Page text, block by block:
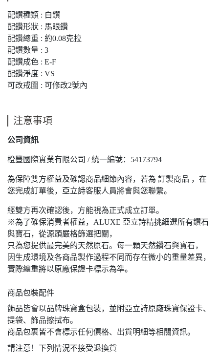
配鑽種類 : 白鑽
配鑽形狀 : 馬眼鑽
配鑽總重 : 約0.08克拉
配鑽數量 : 3
配鑽成色 : E-F
配鑽淨度 : VS
可改戒圍 : 可修改2號內
注意事項
公司資訊
橙豐國際實業有限公司 / 統一編號：54173794
為保障雙方權益及確認商品細節內容，若為 訂製商品 ，在
您完成訂單後，亞立詩客服人員將會與您聯繫。
經雙方再次確認後，方能視為正式成立訂單。
※為了確保消費者權益，ALUXE 亞立詩精挑細選所有鑽石
與寶石，從源頭嚴格篩選把關，
只為您提供最完美的天然原石。每一顆天然鑽石與寶石，
因生成環境及各商品製作過程不同而存在微小的重量差異，
實際總重將以原廠保證卡標示為準。
商品包裝配件
飾品皆會以品牌珠寶盒包裝，並附亞立詩原廠珠寶保證卡、
提袋、飾品擦拭布。
商品包裹皆不會標示任何價格、出貨明細等相關資訊。
請注意！下列情況不接受退換貨